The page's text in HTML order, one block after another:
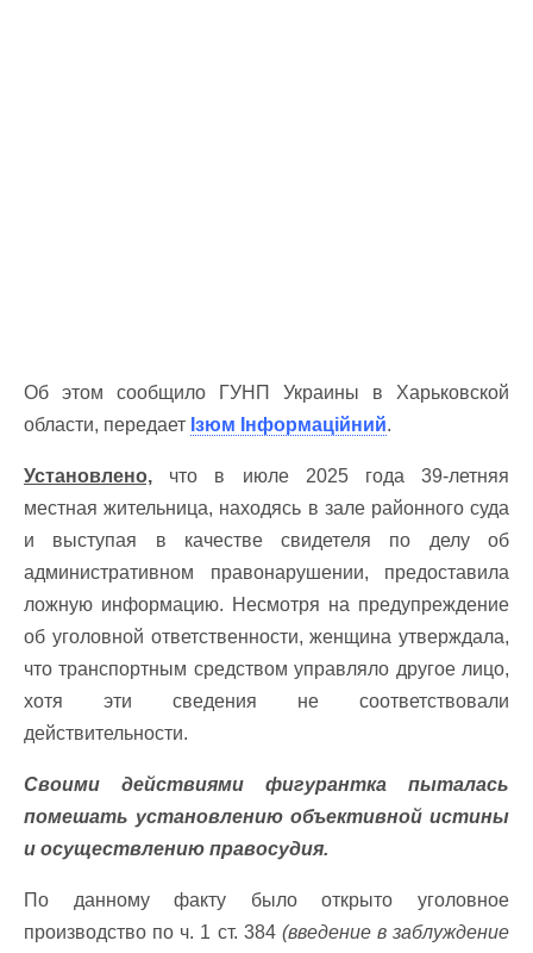
Об этом сообщило ГУНП Украины в Харьковской
области, передает Ізюм Інформаційний.
Установлено, что в июле 2025 года 39-летняя
местная жительница, находясь в зале районного суда
и выступая в качестве свидетеля по делу об
административном правонарушении, предоставила
ложную информацию. Несмотря на предупреждение
об уголовной ответственности, женщина утверждала,
что транспортным средством управляло другое лицо,
хотя эти сведения не соответствовали
действительности.
Своими действиями фигурантка пыталась
помешать установлению объективной истины
и осуществлению правосудия.
По данному факту было открыто уголовное
производство по ч. 1 ст. 384 (введение в заблуждение